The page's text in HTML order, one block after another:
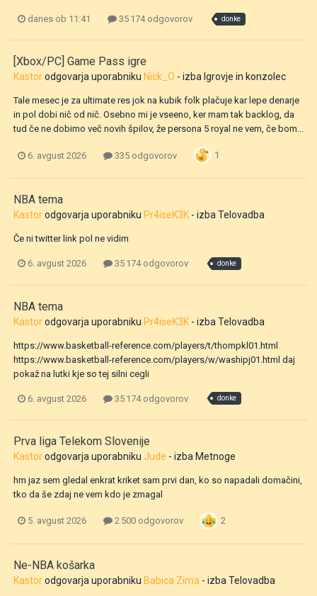
danes ob 11:41 35 174 odgovorov donke
[Xbox/PC] Game Pass igre
Kastorodgovarja uporabniku Nick_O - izba Igrovje in konzolec
Tale mesec je za ultimate res jok na kubik folk plačuje kar lepe denarje
in pol dobi nič od nič. Osebno mi je vseeno, ker mam tak backlog, da
tud če ne dobimo več novih špilov, že persona 5 royal ne vem, če bom...
6. avgust 2026 335 odgovorov 1
NBA tema
Kastorodgovarja uporabniku Pr4iseK3K - izbaTelovadba
Če ni twitter link pol ne vidim
6. avgust 2026 35 174 odgovorov donke
NBA tema
Kastorodgovarja uporabniku Pr4iseK3K - izba Telovadba
https://www.basketball-reference.com/players/t/thompkl01.html
https://www.basketball-reference.com/players/w/washipj01.html daj
pokaž na lutki kje so tej silni cegli
6. avgust 2026 35 174 odgovorov donke
Prva liga Telekom Slovenije
Kastorodgovarja uporabniku Jude - izba Metnoge
hm jaz sem gledal enkrat kriket sam prvi dan, ko so napadali domačini,
tko da še zdaj ne vem kdo je zmagal
5. avgust 2026 2 500 odgovorov 2
Ne-NBA košarka
Kastorodgovarja uporabniku Babica Zima - izba Telovadba